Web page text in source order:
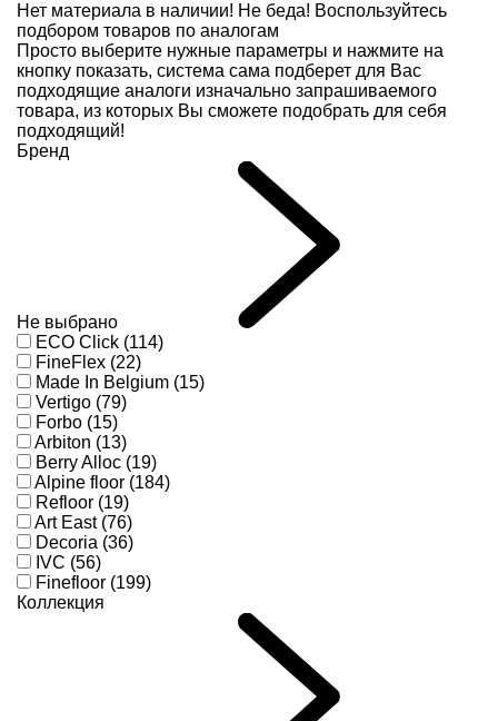
Нет материала в наличии! Не беда! Воспользуйтесь
подбором товаров по аналогам
Просто выберите нужные параметры и нажмите на
кнопку показать, система сама подберет для Вас
подходящие аналоги изначально запрашиваемого
товара, из которых Вы сможете подобрать для себя
подходящий!
Бренд
Не выбрано
ECO Click (114)
FineFlex (22)
Made In Belgium (15)
Vertigo (79)
Forbo (15)
Arbiton (13)
Berry Alloc (19)
Alpine floor (184)
Refloor (19)
Art East (76)
Decoria (36)
IVC (56)
Finefloor (199)
Коллекция